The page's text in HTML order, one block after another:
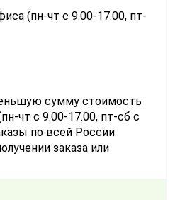
(пн-чт с 9.00-17.00, пт-
сумму стоимость
чт с 9.00-17.00, пт-сб с
по всей России
заказа или